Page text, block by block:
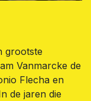
grootste
Vanmarcke de
Flecha en
de jaren die